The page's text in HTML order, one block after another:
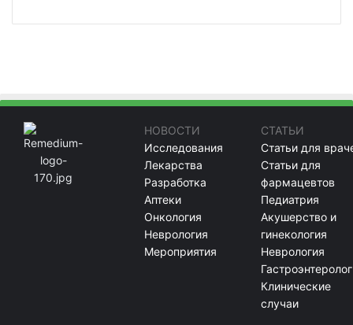
НОВОСТИ
Исследования
Лекарства
Разработка
Аптеки
Онкология
Неврология
Мероприятия
СТАТЬИ
Статьи для
Статьи для
фармацевтов
Педиатрия
Акушерство и
гинекология
Неврология
Клинические
случаи